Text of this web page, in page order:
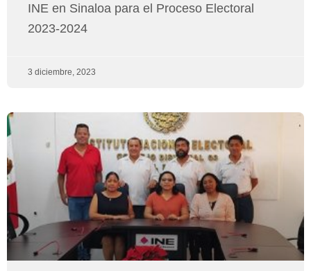
INE en Sinaloa para el Proceso Electoral
2023-2024
3 diciembre, 2023